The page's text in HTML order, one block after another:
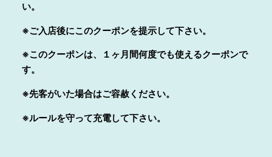
い。
※ご入店後にこのクーポンを提示して下さい。
※このクーポンは、１ヶ月間何度でも使えるクーポンで
す。
※先客がいた場合はご容赦ください。
※ルールを守って充電して下さい。